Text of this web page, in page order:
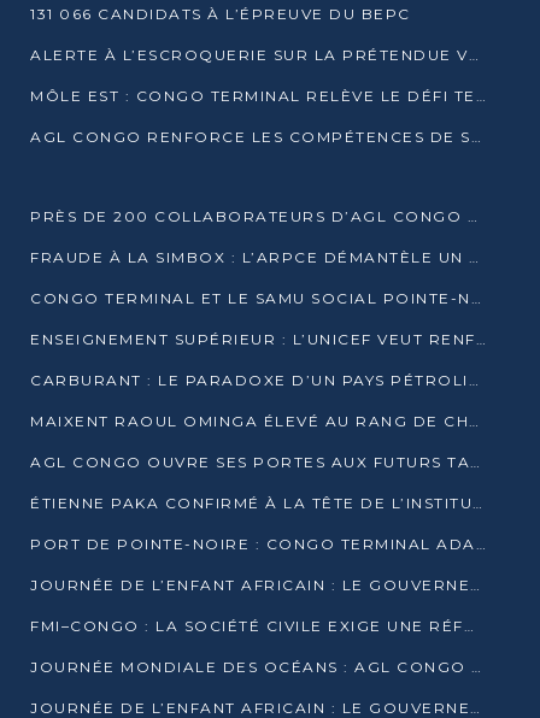
131 066 CANDIDATS À L’ÉPREUVE DU BEPC
ALERTE À L’ESCROQUERIE SUR LA PRÉTENDUE VENTE DE PARCELLES AFAT
MÔLE EST : CONGO TERMINAL RELÈVE LE DÉFI TECHNIQUE DES SABLES BITUMINEUX
AGL CONGO RENFORCE LES COMPÉTENCES DE SES ÉQUIPES AVEC LA CERTIFICATION CACES® R483
PRÈS DE 200 COLLABORATEURS D’AGL CONGO EN FORMATION JUSQU’EN JUILLET
FRAUDE À LA SIMBOX : L’ARPCE DÉMANTÈLE UN RÉSEAU UTILISANT DES CARTES SIM OUGANDAISES
CONGO TERMINAL ET LE SAMU SOCIAL POINTE-NOIRE RENOUVELLENT LEUR PARTENARIAT EN FAVEUR DES JEUNES VULNÉRABLES
ENSEIGNEMENT SUPÉRIEUR : L’UNICEF VEUT RENFORCER LA RECHERCHE SUR LES QUESTIONS DE L’ENFANCE
CARBURANT : LE PARADOXE D’UN PAYS PÉTROLIER CONFRONTÉ À DES PÉNURIES RÉCURRENTES
MAIXENT RAOUL OMINGA ÉLEVÉ AU RANG DE CHEVALIER DE L’ORDRE DE L’AMITIÉ ENTRE LA RUSSIE ET LE CONGO
AGL CONGO OUVRE SES PORTES AUX FUTURS TALENTS DE LA LOGISTIQUE
ÉTIENNE PAKA CONFIRMÉ À LA TÊTE DE L’INSTITUT GÉOGRAPHIQUE NATIONAL
PORT DE POINTE-NOIRE : CONGO TERMINAL ADAPTE SON DRAGAGE AUX SABLES BITUMINEUX
JOURNÉE DE L’ENFANT AFRICAIN : LE GOUVERNEMENT RÉAFFIRME SON ENGAGEMENT POUR L’ACCÈS À L’EAU ET À L’ASSAINISSEMENT
FMI–CONGO : LA SOCIÉTÉ CIVILE EXIGE UNE RÉFORME DE LA FISCALITÉ PÉTROLIÈRE
JOURNÉE MONDIALE DES OCÉANS : AGL CONGO MOBILISE SES COLLABORATEURS POUR LA PRÉSERVATION DE LA BIODIVERSITÉ MARINE
JOURNÉE DE L’ENFANT AFRICAIN : LE GOUVERNEMENT MOBILISÉ POUR L’HYGIÈNE DANS LES ORPHELINATS